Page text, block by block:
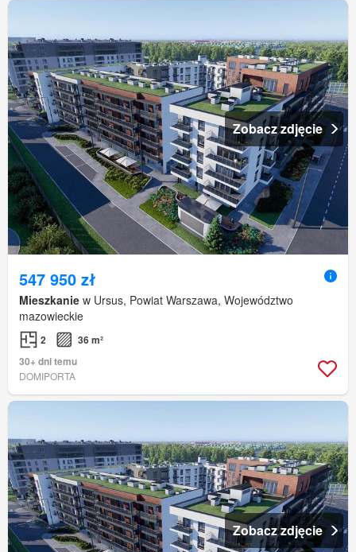
Zobacz zdjęcie
547 950 zł
Mieszkanie w Ursus, Powiat Warszawa, Województwo
mazowieckie
2
36 m²
30+ dni temu
DOMIPORTA
Zobacz zdjęcie